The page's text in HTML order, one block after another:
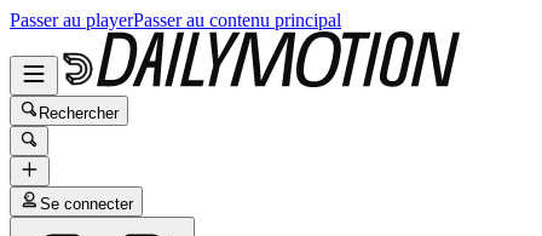
Passer au playerPasser au contenu principal
Rechercher
Se connecter